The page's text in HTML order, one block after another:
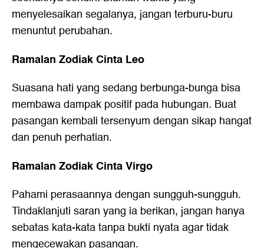
menyelesaikan segalanya, jangan terburu-buru
menuntut perubahan.
Ramalan Zodiak Cinta Leo
Suasana hati yang sedang berbunga-bunga bisa
membawa dampak positif pada hubungan. Buat
pasangan kembali tersenyum dengan sikap hangat
dan penuh perhatian.
Ramalan Zodiak Cinta Virgo
Pahami perasaannya dengan sungguh-sungguh.
Tindaklanjuti saran yang ia berikan, jangan hanya
sebatas kata-kata tanpa bukti nyata agar tidak
mengecewakan pasangan.